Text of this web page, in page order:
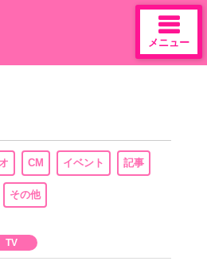
メニュー
CM イベント 記事
その他
TV